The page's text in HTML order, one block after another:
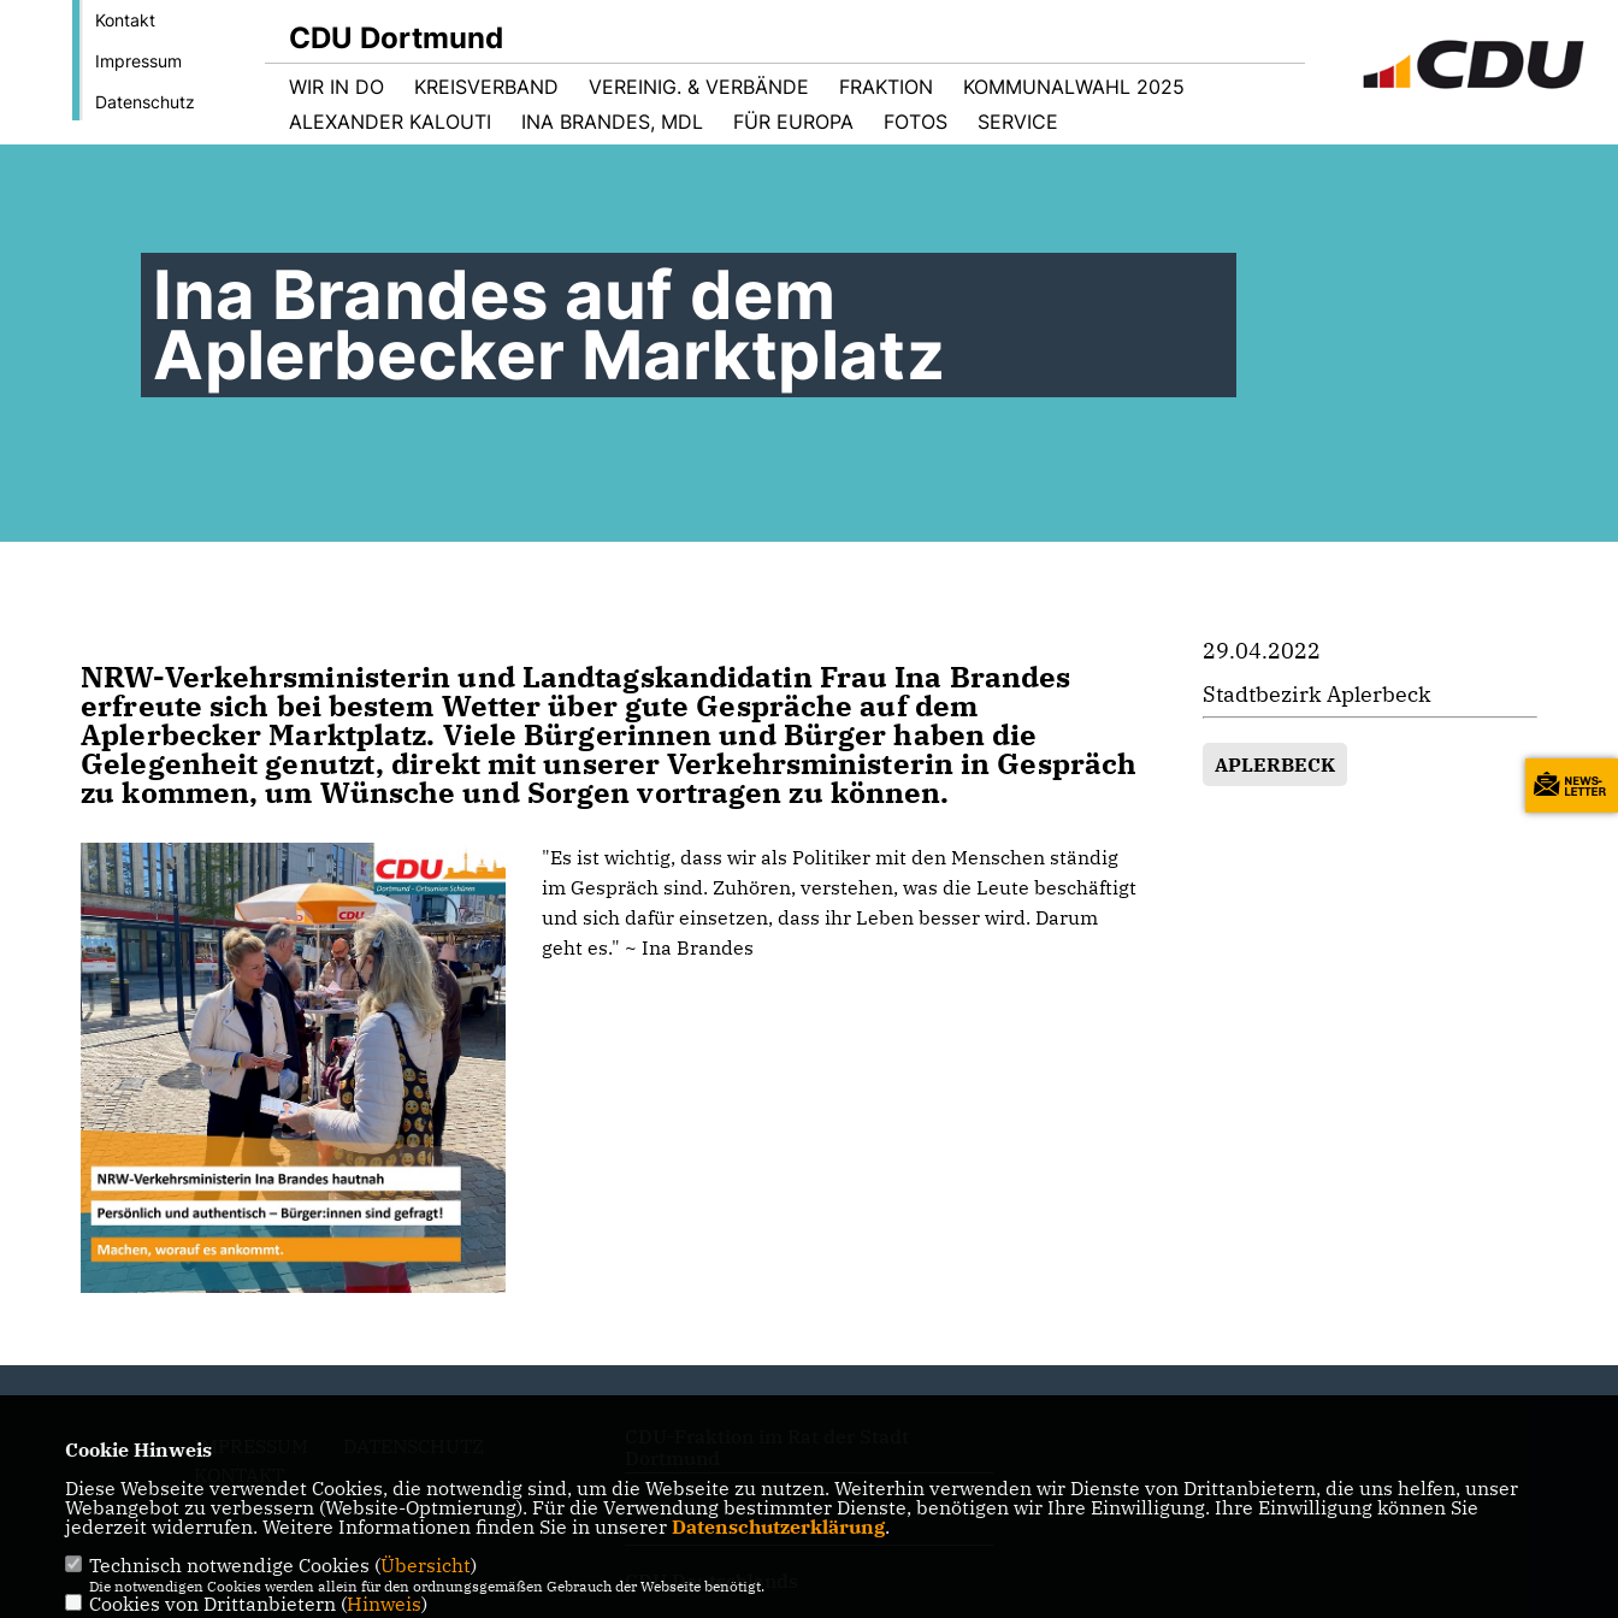
Kontakt
Impressum
Datenschutz
CDU Dortmund
WIR IN DO KREISVERBAND VEREINIG. & VERBÄNDE FRAKTION
KOMMUNALWAHL 2025
ALEXANDER KALOUTI
INA BRANDES, MDL FÜR EUROPA FOTOS SERVICE
Ina Brandes auf dem
Aplerbecker Marktplatz
NRW-Verkehrsministerin und Landtagskandidatin Frau Ina Brandes
erfreute sich bei bestem Wetter über gute Gespräche auf dem
Aplerbecker Marktplatz. Viele Bürgerinnen und Bürger haben die
Gelegenheit genutzt, direkt mit unserer Verkehrsministerin in Gespräch
zu kommen, um Wünsche und Sorgen vortragen zu können.
"Es ist wichtig, dass wir als Politiker mit den Menschen ständig
im Gespräch sind. Zuhören, verstehen, was die Leute beschäftigt
und sich dafür einsetzen, dass ihr Leben besser wird. Darum
geht es." ~ Ina Brandes
29.04.2022
Stadtbezirk Aplerbeck
APLERBECK
IMPRESSUM
KONTAKT
CDU NRW
CDU Deutschlands
Cookie Hinweis
Diese Webseite verwendet Cookies, die notwendig sind, um die Webseite zu nutzen. Weiterhin verwenden wir Dienste von Drittanbietern, die uns helfen, unser
Webangebot zu verbessern (Website-Optmierung). Für die Verwendung bestimmter Dienste, benötigen wir Ihre Einwilligung. Ihre Einwilligung können Sie
jederzeit widerrufen. Weitere Informationen finden Sie in unserer Datenschutzerklärung.
Technisch notwendige Cookies (Übersicht)
Die notwendigen Cookies werden allein für den ordnungsgemäßen Gebrauch der Webseite benötigt.
Cookies von Drittanbietern (Hinweis)